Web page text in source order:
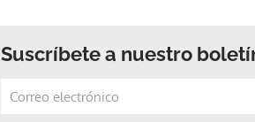
Suscríbete a nuestro